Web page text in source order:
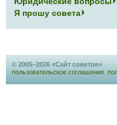
Я прошу совета
© 2005–2026 «Сайт советов»
пользовательское соглашение